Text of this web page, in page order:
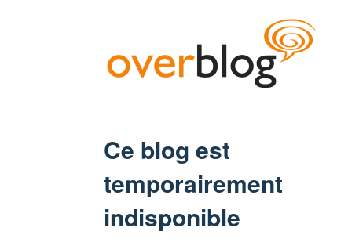
Ce blog est
temporairement
indisponible